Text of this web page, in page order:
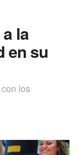
la
en su
los